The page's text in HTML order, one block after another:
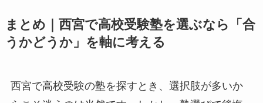
まとめ｜西宮で高校受験塾を選ぶなら「合
うかどうか」を軸に考える
西宮で高校受験の塾を探すとき、選択肢が多いか